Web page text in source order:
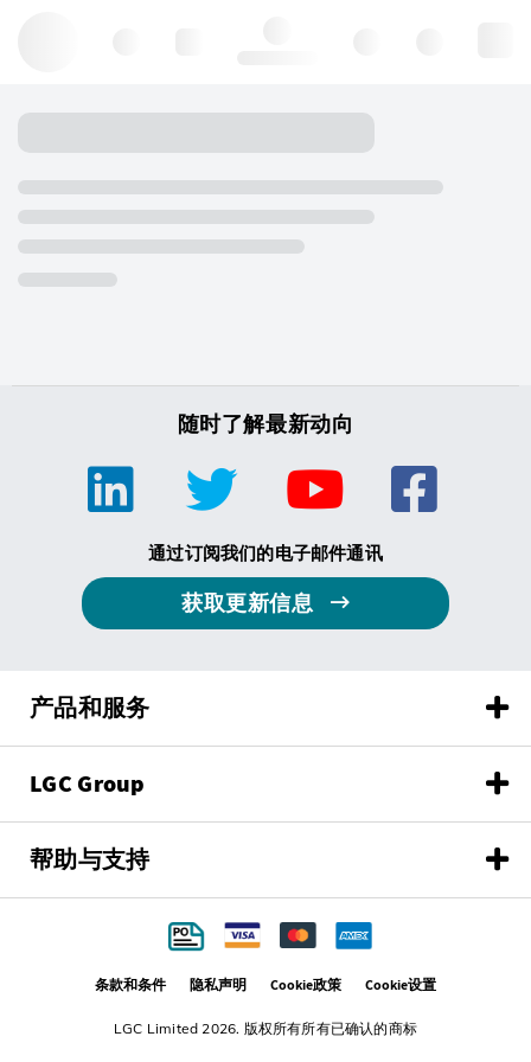
随时了解最新动向
通过订阅我们的电子邮件通讯
获取更新信息
产品和服务
LGC Group
帮助与支持
LGC Limited 2026. 版权所有所有已确认的商标
条款和条件 隐私声明 Cookie政策 Cookie设置